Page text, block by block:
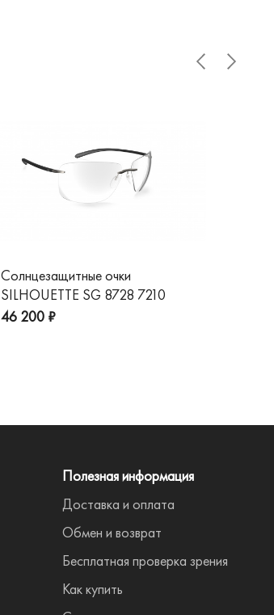
Солнцезащитные очки
SILHOUETTE SG 8728 7210
46 200 ₽
Полезная информация
Доставка и оплата
Обмен и возврат
Бесплатная проверка зрения
Как купить